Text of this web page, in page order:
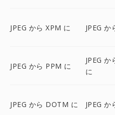
JPEG から XPM に JPEG か
JPEG から PPM に
JPEG か
に
JPEG から DOTM に JPEG か